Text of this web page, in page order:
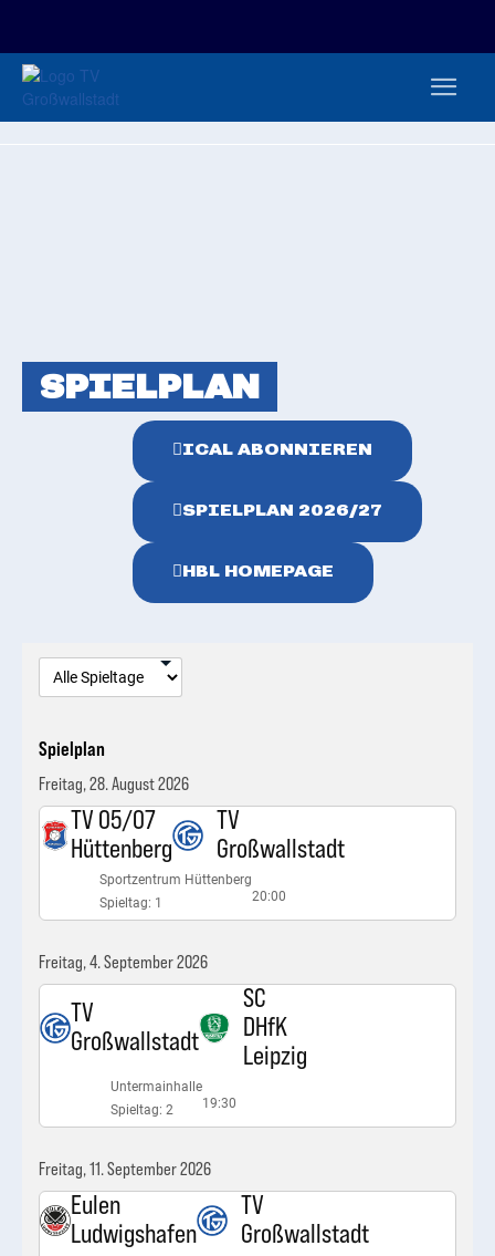
SPIELPLAN
ICAL ABONNIEREN
SPIELPLAN 2026/27
HBL HOMEPAGE
Spielplan
Freitag, 28. August 2026
TV 05/07
Hüttenberg
TV
Großwallstadt
Sportzentrum Hüttenberg
Spieltag: 1
20:00
Freitag, 4. September 2026
TV
Großwallstadt
SC
DHfK
Leipzig
Untermainhalle
Spieltag: 2
19:30
Freitag, 11. September 2026
Eulen
Ludwigshafen
TV
Großwallstadt